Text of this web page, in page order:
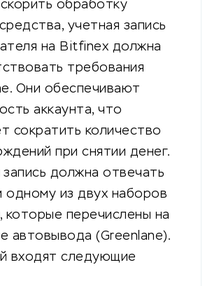
обработку
учетная запись
на Bitfinex должна
требования
Они обеспечивают
аккаунта, что
сократить количество
при снятии денег.
запись должна отвечать
одному из двух наборов
которые перечислены на
автовывода (Greenlane).
входят следующие